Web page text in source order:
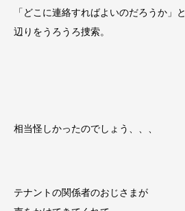
「どこに連絡すればよいのだろうか」と
辺りをうろうろ捜索。
相当怪しかったのでしょう、、、
テナントの関係者のおじさまが